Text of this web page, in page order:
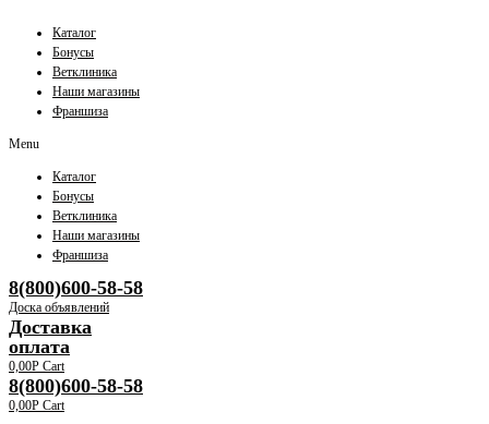
Каталог
Бонусы
Ветклиника
Наши магазины
Франшиза
Menu
Каталог
Бонусы
Ветклиника
Наши магазины
Франшиза
8(800)600-58-58
Доска объявлений
Доставка
оплата
0,00Р Cart
8(800)600-58-58
0,00Р Cart